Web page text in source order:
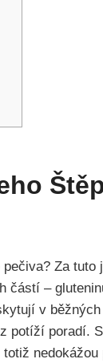
Za
částí –
v
potíží poradí.